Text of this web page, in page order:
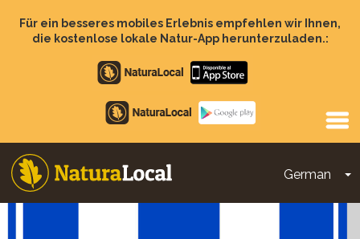
zumFür ein besseres mobiles Erlebnis empfehlen wir Ihnen,
die kostenlose lokale Natur-App herunterzuladen.:
Apple
store
Google
Play
German
Main